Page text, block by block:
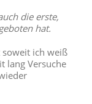
die erste,
hat.
soweit ich weiß
lang Versuche